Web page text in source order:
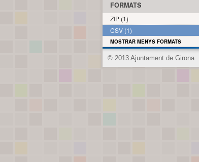
FORMATS
ZIP (1)
CSV (1)
MOSTRAR MENYS FORMATS
© 2013 Ajuntament de Girona